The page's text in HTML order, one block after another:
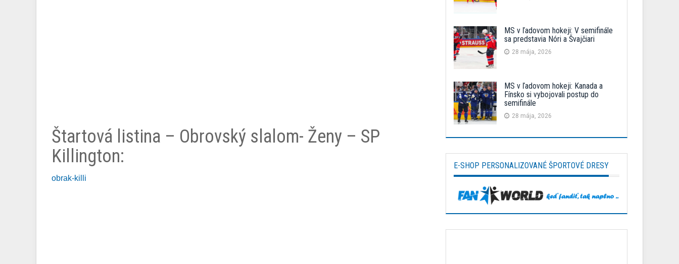
Štartová listina – Obrovský slalom- Ženy – SP
Killington:
obrak-killi
MS v ľadovom hokeji: V semifinále
sa predstavia Nóri a Švajčiari
28 mája, 2026
MS v ľadovom hokeji: Kanada a
Fínsko si vybojovali postup do
semifinále
28 mája, 2026
E-SHOP PERSONALIZOVANÉ ŠPORTOVÉ DRESY